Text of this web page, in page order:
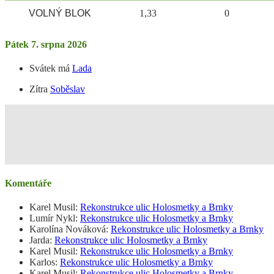
VOLNÝ BLOK 1,33 0
Pátek 7. srpna 2026
Svátek má Lada
Zítra Soběslav
Komentáře
Karel Musil: Rekonstrukce ulic Holosmetky a Brnky
Lumír Nykl: Rekonstrukce ulic Holosmetky a Brnky
Karolína Nováková: Rekonstrukce ulic Holosmetky a Brnky
Jarda: Rekonstrukce ulic Holosmetky a Brnky
Karel Musil: Rekonstrukce ulic Holosmetky a Brnky
Karlos: Rekonstrukce ulic Holosmetky a Brnky